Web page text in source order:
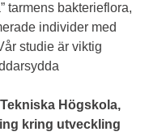
tarmens bakterieflora,
individer med
studie är viktig
Högskola,
kring utveckling